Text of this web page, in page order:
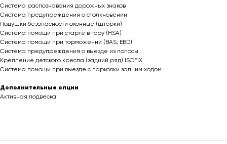
Система распознавания дорожных знаков
Система предупреждения о столкновении
Подушки безопасности оконные (шторки)
Система помощи при старте в гору (HSA)
Система помощи при торможении (BAS; EBD)
Система предупреждения о выезде из полосы
Крепление детского кресла (задний ряд) ISOFIX
Система помощи при выезде с парковки задним ходом
Дополнительные опции
Активная подвеска